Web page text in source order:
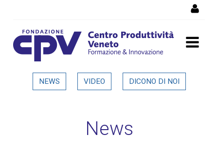
Donne nell'industria 4.0:
femminile nelle aziende
NEWS VIDEO DICONO DI NOI
News